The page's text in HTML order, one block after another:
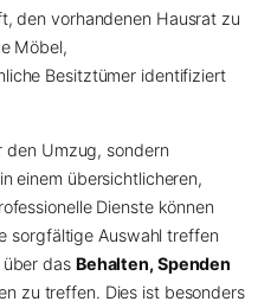
den vorhandenen Hausrat zu
Möbel,
Besitztümer identifiziert
den Umzug, sondern
einem übersichtlicheren,
Dienste können
sorgfältige Auswahl treffen
das Behalten, Spenden
zu treffen. Dies ist besonders